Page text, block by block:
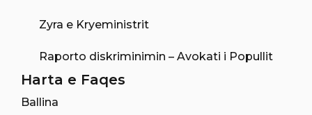
Zyra e Kryeministrit
Raporto diskriminimin – Avokati i Popullit
Harta e Faqes
Ballina